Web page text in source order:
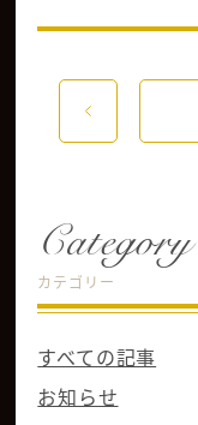
Category
カテゴリー
すべての記事
お知らせ